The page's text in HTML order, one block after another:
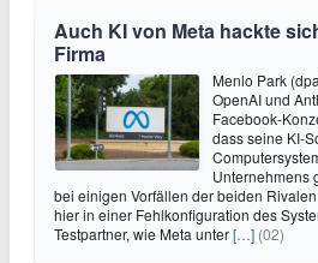
Auch KI von Meta hackte
Firma
Menlo Park
OpenAI und
Facebook-
dass seine KI-
Unternehmens
bei einigen Vorfällen der beiden
hier in einer Fehlkonfiguration des
Testpartner, wie Meta unter[…] (02)